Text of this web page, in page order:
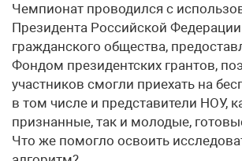
Чемпионат проводился с
Президента Российской
гражданского общества,
Фондом президентских грантов,
участников смогли приехать на
в том числе и представители НОУ,
признанные, так и молодые,
Что же помогло освоить